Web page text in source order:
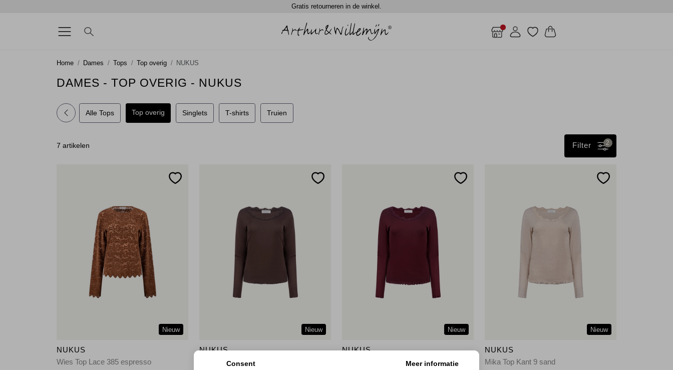
Gratis retourneren in de winkel.
Home Dames Tops Top overig NUKUS
DAMES - TOP OVERIG - NUKUS
Alle Tops Singlets T-shirts
Top overig Truien
7 artikelen 2
Filter
Nieuw
NUKUS
Wies Top Lace 385 espresso
Nieuw
NUKUS
Mika Top Kant 334 chocolate
Nieuw
NUKUS
Mika Top Kant 333 cherry
Nieuw
NUKUS
Mika Top Kant 9 sand
Consent Meer informatie